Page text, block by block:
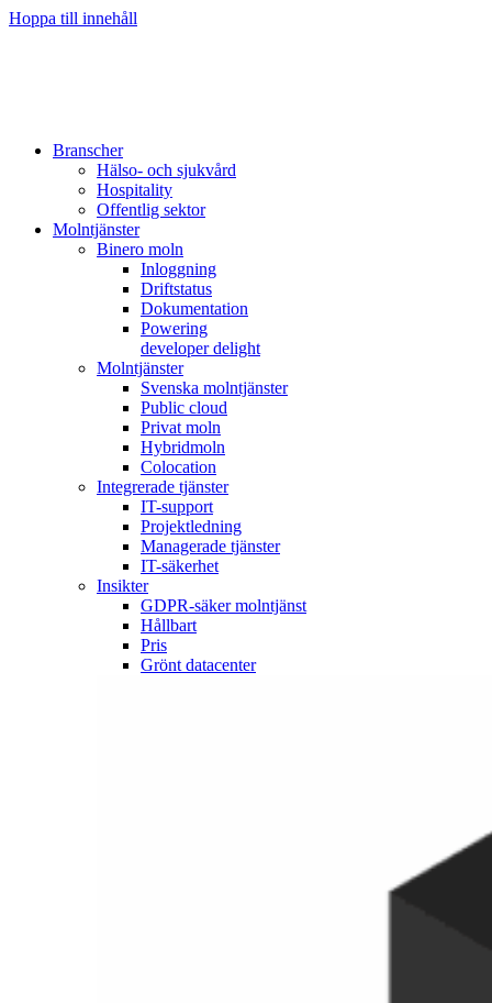
Hoppa till innehåll
Branscher
Hälso- och sjukvård
Hospitality
Offentlig sektor
Molntjänster
Binero moln
Inloggning
Driftstatus
Dokumentation
Powering
developer delight
Molntjänster
Svenska molntjänster
Public cloud
Privat moln
Hybridmoln
Colocation
Integrerade tjänster
IT-support
Projektledning
Managerade tjänster
IT-säkerhet
Insikter
GDPR-säker molntjänst
Hållbart
Pris
Grönt datacenter